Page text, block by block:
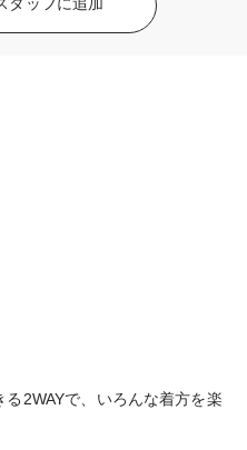
2WAYで、いろんな着方を楽